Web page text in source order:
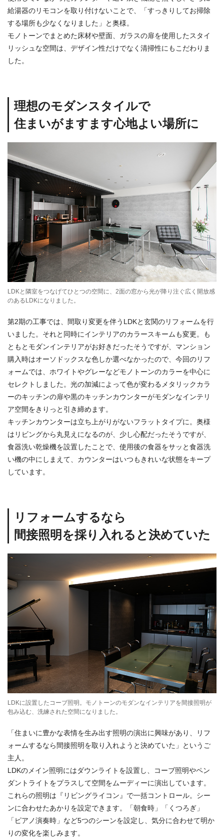
給湯器のリモコンを取り付けないことで、「すっきりしてお掃除
する場所も少なくなりました」と奥様。
モノトーンでまとめた床材や壁面、ガラスの扉を使用したスタイ
リッシュな空間は、デザイン性だけでなく清掃性にもこだわりま
した。
理想のモダンスタイルで
住まいがますます心地よい場所に
LDKと隣室をつなげてひとつの空間に、2面の窓から光が降り注ぐ広く開放感
のあるLDKになりました。
第2期の工事では、間取り変更を伴うLDKと玄関のリフォームを行
いました。それと同時にインテリアのカラースキームも変更。も
ともとモダンインテリアがお好きだったそうですが、マンション
購入時はオーソドックスな色しか選べなかったので、今回のリフ
ォームでは、ホワイトやグレーなどモノトーンのカラーを中心に
セレクトしました。光の加減によって色が変わるメタリックカラ
ーのキッチンの扉や黒のキッチンカウンターがモダンなインテリ
ア空間をきりっと引き締めます。
キッチンカウンターは立ち上がりがないフラットタイプに。奥様
はリビングから丸見えになるのが、少し心配だったそうですが、
食器洗い乾燥機を設置したことで、使用後の食器をサッと食器洗
い機の中にしまえて、カウンターはいつもきれいな状態をキープ
しています。
リフォームするなら
間接照明を採り入れると決めていた
LDKに設置したコーブ照明。モノトーンのモダンなインテリアを間接照明が
包み込む、洗練された空間になりました。
「住まいに豊かな表情を生み出す照明の演出に興味があり、リフ
ォームするなら間接照明を取り入れようと決めていた」というご
主人。
LDKのメイン照明にはダウンライトを設置し、コーブ照明やペン
ダントライトをプラスして空間をムーディーに演出しています。
これらの照明は『リビングライコン』で一括コントロール。シー
ンに合わせたあかりを設定できます。「朝食時」「くつろぎ」
「ピアノ演奏時」など5つのシーンを設定し、気分に合わせて明か
りの変化を楽しみます。